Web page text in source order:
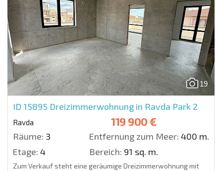
19
ID 15895 Dreizimmerwohnung in Ravda Park 2
Ravda 119 900 €
Räume: 3 Entfernung zum Meer: 400 m.
Etage: 4 Bereich: 91 sq. m.
Zum Verkauf steht eine geräumige Dreizimmerwohnung mit